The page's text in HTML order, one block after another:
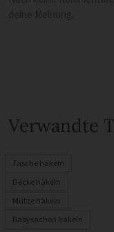
Verwandte
Tasche häkeln
Decke häkeln
Mütze häkeln
Babysachen häkeln